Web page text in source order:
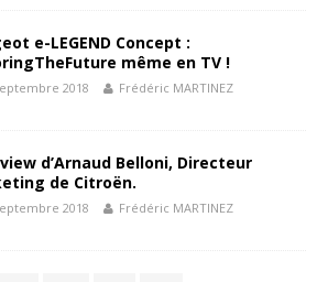
e-LEGEND Concept :
même en TV !
2018 Frédéric MARTINEZ
d’Arnaud Belloni, Directeur
de Citroën.
2018 Frédéric MARTINEZ